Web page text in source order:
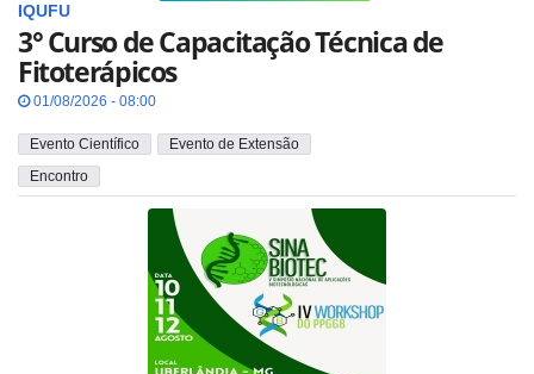
IQUFU
3° Curso de Capacitação Técnica de
Fitoterápicos
01/08/2026 - 08:00
Evento Científico
Evento de Extensão
Encontro